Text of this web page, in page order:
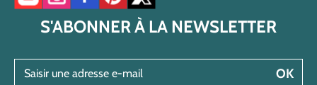
S'ABONNER À LA NEWSLETTER
OK